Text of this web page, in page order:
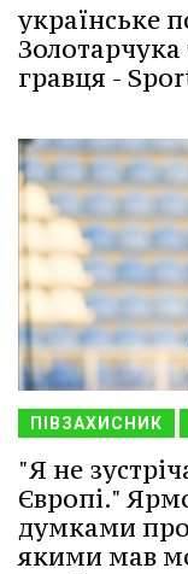
українське
Золотарчука
гравця -
ПІВЗАХИСНИК
"Я не
Європі."
думками
якими мав